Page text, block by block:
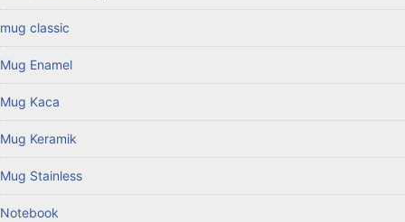
mug classic
Mug Enamel
Mug Kaca
Mug Keramik
Mug Stainless
Notebook